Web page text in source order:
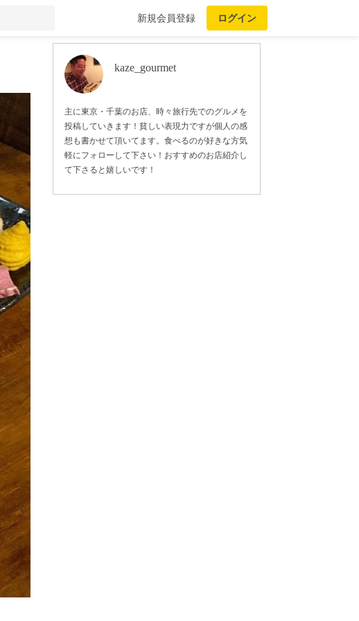
新規会員登録 ログイン
kaze_gourmet
主に東京・千葉のお店、時々旅行先でのグルメを
投稿していきます！貧しい表現力ですが個人の感
想も書かせて頂いてます。食べるのが好きな方気
軽にフォローして下さい！おすすめのお店紹介し
て下さると嬉しいです！